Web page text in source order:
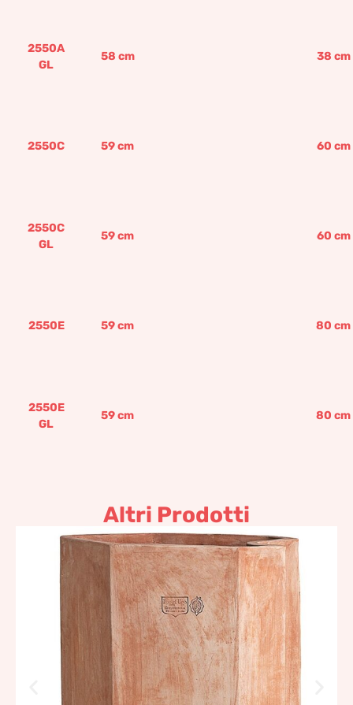
2550A
GL
58 cm 38 cm
2550C 59cm 60 cm
2550C
GL
59cm 60 cm
2550E 59cm 80 cm
2550E
GL
59cm 80 cm
Altri Prodotti
Muretto Terracotta
Impruneta
299,60€–640,06€